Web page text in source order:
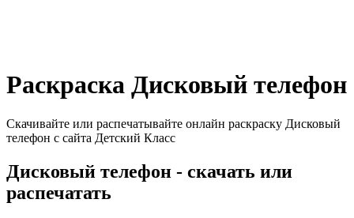
Раскраска Дисковый телефон
Скачивайте или распечатывайте онлайн раскраску Дисковый
телефон с сайта Детский Класс
Дисковый телефон - скачать или
распечатать